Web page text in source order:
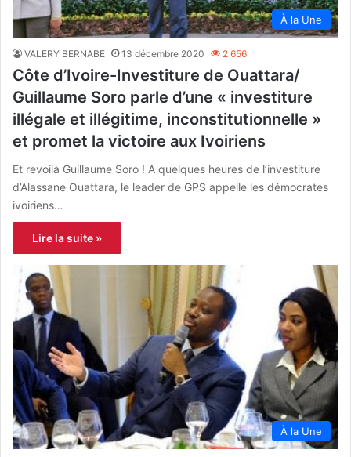
À la Une
VALERY BERNABE 13 décembre 2020 2 656
Côte d’Ivoire-Investiture de Ouattara/
Guillaume Soro parle d’une « investiture
illégale et illégitime, inconstitutionnelle »
et promet la victoire aux Ivoiriens
Et revoilà Guillaume Soro ! A quelques heures de l’investiture
d’Alassane Ouattara, le leader de GPS appelle les démocrates
ivoiriens…
Lire la suite »
À la Une